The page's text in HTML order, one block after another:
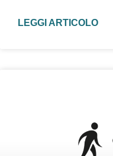
LEGGI ARTICOLO